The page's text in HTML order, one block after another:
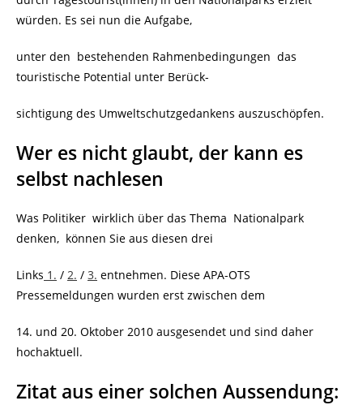
würden. Es sei nun die Aufgabe,
unter den bestehenden Rahmenbedingungen das
touristische Potential unter Berück-
sichtigung des Umweltschutzgedankens auszuschöpfen.
Wer es nicht glaubt, der kann es
selbst nachlesen
Was Politiker wirklich über das Thema Nationalpark
denken, können Sie aus diesen drei
Links 1. / 2. / 3. entnehmen. Diese APA-OTS
Pressemeldungen wurden erst zwischen dem
14. und 20. Oktober 2010 ausgesendet und sind daher
hochaktuell.
Zitat aus einer solchen Aussendung: